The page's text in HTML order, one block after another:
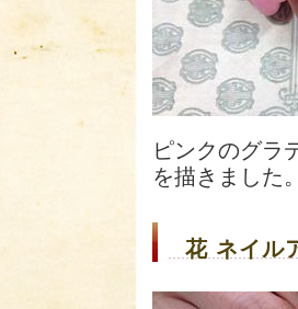
ピンクのグラ
を描きました
花 ネイ